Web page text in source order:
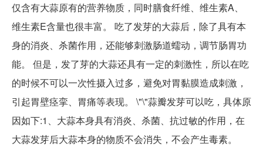
仅含有大蒜原有的营养物质，同时膳食纤维、维生素A、
维生素E含量也很丰富。 吃了发芽的大蒜后，除了具有本
身的消炎、杀菌作用，还能够刺激肠道蠕动，调节肠胃功
能。 但是，发了芽的大蒜还具有一定的刺激性，所以在吃
的时候不可以一次性摄入过多，避免对胃黏膜造成刺激，
引起胃壁痉挛、胃痛等表现。 \"\"蒜瓣发芽可以吃，具体原
因如下:1、大蒜本身具有消炎、杀菌、抗过敏的作用，在
大蒜发芽后大蒜本身的物质不会消失，不会产生毒素。